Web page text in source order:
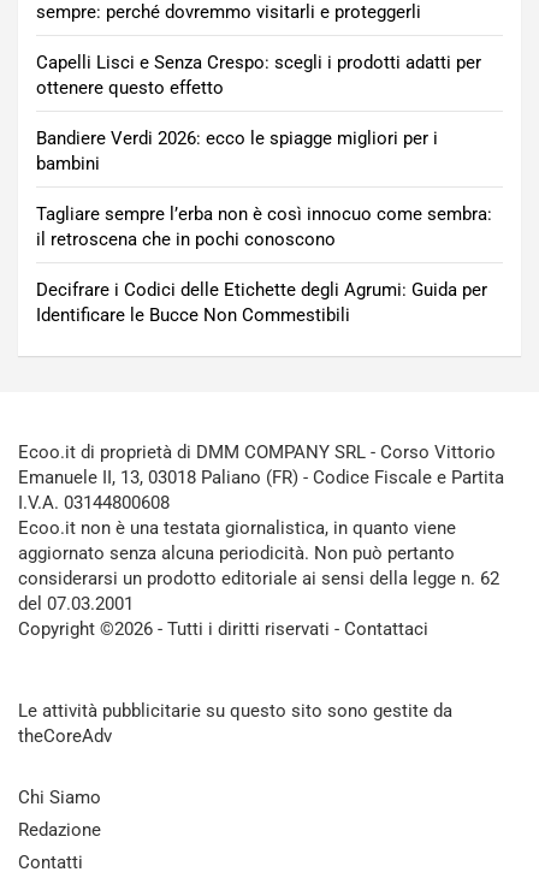
sempre: perché dovremmo visitarli e proteggerli
Capelli Lisci e Senza Crespo: scegli i prodotti adatti per
ottenere questo effetto
Bandiere Verdi 2026: ecco le spiagge migliori per i
bambini
Tagliare sempre l’erba non è così innocuo come sembra:
il retroscena che in pochi conoscono
Decifrare i Codici delle Etichette degli Agrumi: Guida per
Identificare le Bucce Non Commestibili
Ecoo.it di proprietà di DMM COMPANY SRL - Corso Vittorio
Emanuele II, 13, 03018 Paliano (FR) - Codice Fiscale e Partita
I.V.A. 03144800608
Ecoo.it non è una testata giornalistica, in quanto viene
aggiornato senza alcuna periodicità. Non può pertanto
considerarsi un prodotto editoriale ai sensi della legge n. 62
del 07.03.2001
Copyright ©2026 - Tutti i diritti riservati - Contattaci
Le attività pubblicitarie su questo sito sono gestite da
theCoreAdv
Chi Siamo
Redazione
Contatti